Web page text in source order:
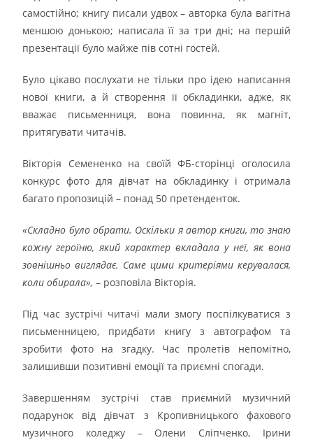
самостійно; книгу писали удвох – авторка була вагітна
меншою донькою; написала її за три дні; на першій
презентації було майже пів сотні гостей.
Було цікаво послухати не тільки про ідею написання
нової книги, а й створення її обкладинки, адже, як
вважає письменниця, вона повинна, як магніт,
притягувати читачів.
Вікторія Семененко на своїй ФБ-сторінці оголосила
конкурс фото для дівчат на обкладинку і отримала
багато пропозицій – понад 50 претенденток.
«Складно було обрати. Оскільки я автор книги, то знаю
кожну героїню, який характер вкладала у неї, як вона
зовнішньо виглядає. Саме цими критеріями керувалася,
коли обирала»,– розповіла Вікторія.
Під час зустрічі читачі мали змогу поспілкуватися з
письменницею, придбати книгу з автографом та
зробити фото на згадку. Час пролетів непомітно,
залишивши позитивні емоції та приємні спогади.
Завершенням зустрічі став приємний музичний
подарунок від дівчат з Кропивницького фахового
музичного коледжу – Олени Сліпченко, Ірини